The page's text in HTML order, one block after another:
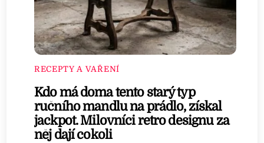
RECEPTY A VAŘENÍ
Kdo má doma tento starý typ
ručního mandlu na prádlo, získal
jackpot. Milovníci retro designu za
něj dají cokoli